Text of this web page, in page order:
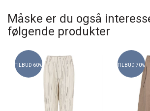
Måske er du også
følgende produkter
TILBUD 60% TILBUD 70%